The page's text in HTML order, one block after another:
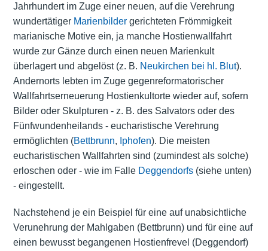
Jahrhundert im Zuge einer neuen, auf die Verehrung
wundertätiger Marienbildergerichteten Frömmigkeit
marianische Motive ein, ja manche Hostienwallfahrt
wurde zur Gänze durch einen neuen Marienkult
überlagert und abgelöst (z. B. Neukirchen bei hl. Blut).
Andernorts lebten im Zuge gegenreformatorischer
Wallfahrtserneuerung Hostienkultorte wieder auf, sofern
Bilder oder Skulpturen - z. B. des Salvators oder des
Fünfwundenheilands - eucharistische Verehrung
ermöglichten (Bettbrunn, Iphofen). Die meisten
eucharistischen Wallfahrten sind (zumindest als solche)
erloschen oder - wie im Falle Deggendorfs(siehe unten)
- eingestellt.
Nachstehend je ein Beispiel für eine auf unabsichtliche
Verunehrung der Mahlgaben (Bettbrunn) und für eine auf
einen bewusst begangenen Hostienfrevel (Deggendorf)